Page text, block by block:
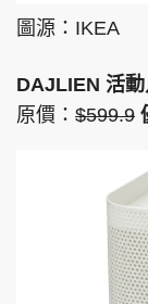
圖源：IKEA
DAJLIEN 活
原價： $599.9